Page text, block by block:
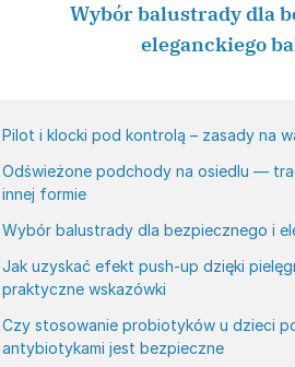
Wybór balustrady dla
eleganckiego
Pilot i klocki pod kontrolą – zasady na
Odświeżone podchody na osiedlu —
innej formie
Wybór balustrady dla bezpiecznego i
Jak uzyskać efekt push-up dzięki
praktyczne wskazówki
Czy stosowanie probiotyków u dzieci
antybiotykami jest bezpieczne